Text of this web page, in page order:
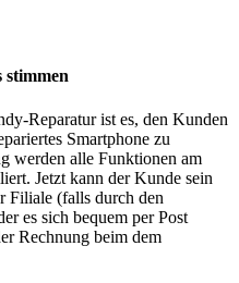
stimmen
Reparatur ist es, den Kunden
Smartphone zu
werden alle Funktionen am
Jetzt kann der Kunde sein
Filiale (falls durch den
es sich bequem per Post
Rechnung beim dem